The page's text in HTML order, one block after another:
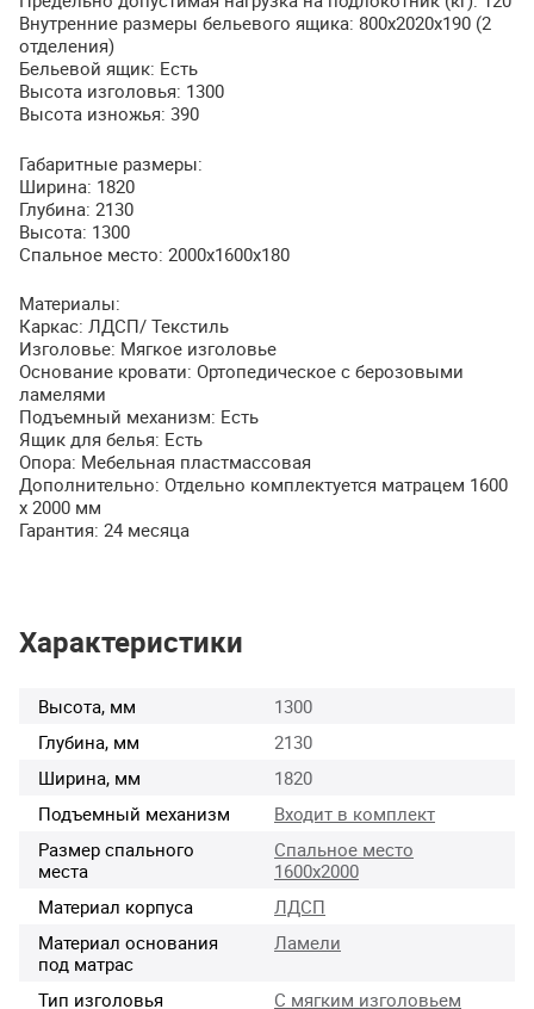
Внутренние размеры бельевого ящика: 800х2020х190 (2
отделения)
Бельевой ящик: Есть
Высота изголовья: 1300
Высота изножья: 390
Габаритные размеры:
Ширина: 1820
Глубина: 2130
Высота: 1300
Спальное место: 2000х1600х180
Материалы:
Каркас: ЛДСП/ Текстиль
Изголовье: Мягкое изголовье
Основание кровати: Ортопедическое с берозовыми
ламелями
Подъемный механизм: Есть
Ящик для белья: Есть
Опора: Мебельная пластмассовая
Дополнительно: Отдельно комплектуется матрацем 1600
х 2000 мм
Гарантия: 24 месяца
Характеристики
Высота, мм
1300
Глубина, мм
2130
Ширина, мм
1820
Подъемный механизм
Входит в комплект
Размер спального
места
Спальное место
1600х2000
Материал корпуса
ЛДСП
Материал основания
под матрас
Ламели
Тип изголовья С мягким изголовьем